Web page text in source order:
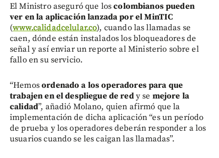
El Ministro aseguró que loscolombianos pueden
ver en la aplicación lanzada por el MinTIC
(www.calidadcelular.co), cuando las llamadas se
caen, dónde están instalados los bloqueadores de
señal y así enviar un reporte al Ministerio sobre el
fallo en su servicio.
“Hemosordenado a los operadores para que
trabajen en el despliegue de redy se mejore la
calidad”, añadió Molano, quien afirmó que la
implementación de dicha aplicación “es un período
de prueba y los operadores deberán responder a los
usuarios cuando se les caigan las llamadas”.